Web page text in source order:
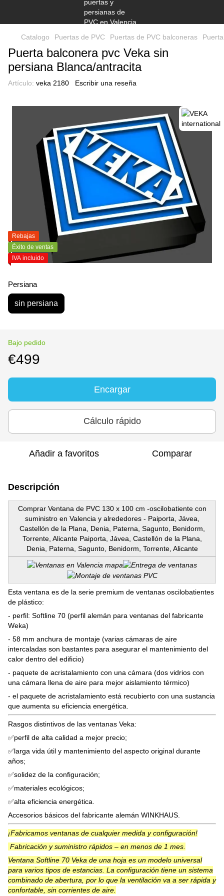
Catalogo Puertas de PVC Puertas de PVC balconeras
Puerta balconera pvc Veka sin
persiana Blanca/antracita
Artículo: veka 2180 Escribir una reseña
Rebajas
Éxito de ventas
IVA incluido
Persiana
sin persiana
Bajo pedido
€499
Encargar
Cálculo rápido
Añadir a favoritos Comparar
Descripción
Comprar Ventana de PVC 130 x 100 cm -oscilobatiente con
suministro en Valencia y alrededores - Paiporta, Jávea,
Castellón de la Plana, Denia, Paterna, Sagunto, Benidorm,
Torrente, Alicante Paiporta, Jávea, Castellón de la Plana,
Denia, Paterna, Sagunto, Benidorm, Torrente, Alicante
Esta ventana es de la serie premium de ventanas oscilobatientes
de plástico:
- perfil: Softline 70 (perfil alemán para ventanas del fabricante
Weka)
- 58 mm anchura de montaje (varias cámaras de aire
intercaladas son bastantes para asegurar el mantenimiento del
calor dentro del edificio)
- paquete de acristalamiento con una cámara (dos vidrios con
una cámara llena de aire para mejor aislamiento térmico)
- el paquete de acristalamiento está recubierto con una sustancia
que aumenta su eficiencia energética.
Rasgos distintivos de las ventanas Veka:
✅perfil de alta calidad a mejor precio;
✅larga vida útil y mantenimiento del aspecto original durante
años;
✅solidez de la configuración;
✅materiales ecológicos;
✅alta eficiencia energética.
Accesorios básicos del fabricante alemán WINKHAUS.
¡Fabricamos ventanas de cualquier medida y configuración!
Fabricación y suministro rápidos – en menos de 1 mes.
Ventana Softline 70 Veka de una hoja es un modelo universal
para varios tipos de estancias. La configuración tiene un sistema
combinado de abertura, por lo que la ventilación va a ser rápida y
confortable, sin corrientes de aire.